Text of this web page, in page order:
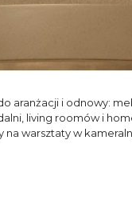
aranżacji i odnowy:
living roomów i
warsztaty w